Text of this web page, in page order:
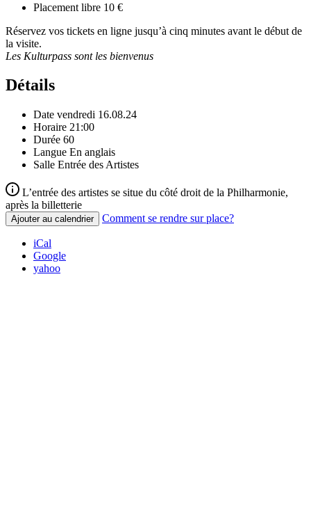
Placement libre 10 €
Réservez vos tickets en ligne jusqu’à cinq minutes avant le début de
la visite.
Les Kulturpass sont les bienvenus
Détails
Date vendredi 16.08.24
Horaire 21:00
Durée 60
Langue En anglais
Salle Entrée des Artistes
L’entrée des artistes se situe du côté droit de la Philharmonie,
après la billetterie
Ajouter au calendrier Comment se rendre sur place?
iCal
Google
yahoo